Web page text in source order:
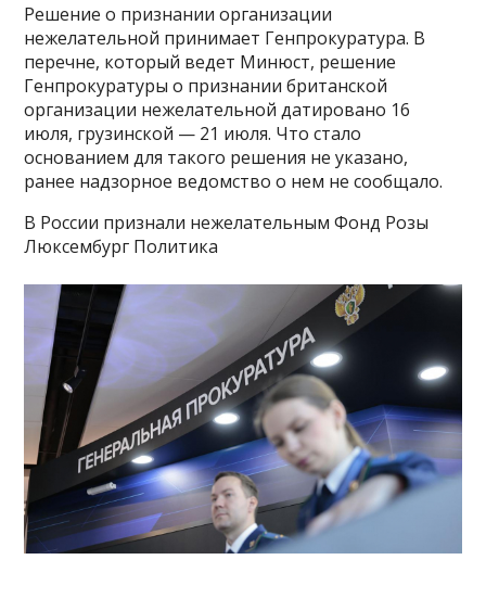
Решение о признании организации
нежелательной принимает Генпрокуратура. В
перечне, который ведет Минюст, решение
Генпрокуратуры о признании британской
организации нежелательной датировано 16
июля, грузинской — 21 июля. Что стало
основанием для такого решения не указано,
ранее надзорное ведомство о нем не сообщало.
В России признали нежелательным Фонд Розы
Люксембург Политика